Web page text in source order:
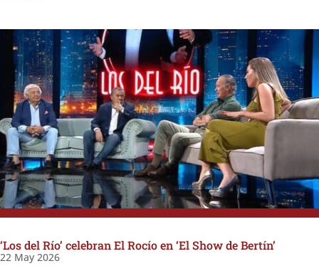
‘Los del Río’ celebran El Rocío en ‘El Show de Bertín’
22 May 2026